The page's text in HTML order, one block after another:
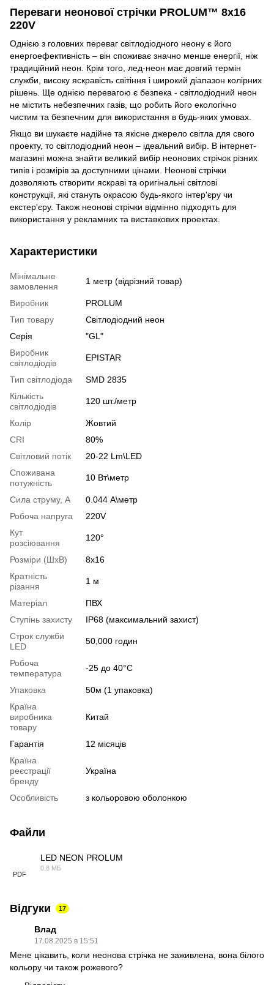
Переваги неонової стрічки PROLUM™ 8x16
220V
Однією з головних переваг світлодіодного неону є його
енергоефективність – він споживає значно менше енергії, ніж
традиційний неон. Крім того, лед-неон має довгий термін
служби, високу яскравість світіння і широкий діапазон колірних
рішень. Ще однією перевагою є безпека - світлодіодний неон
не містить небезпечних газів, що робить його екологічно
чистим та безпечним для використання в будь-яких умовах.
Якщо ви шукаєте надійне та якісне джерело світла для свого
проекту, то світлодіодний неон – ідеальний вибір. В інтернет-
магазині можна знайти великий вибір неонових стрічок різних
типів і розмірів за доступними цінами. Неонові стрічки
дозволяють створити яскраві та оригінальні світлові
конструкції, які стануть окрасою будь-якого інтер'єру чи
екстер'єру. Також неонові стрічки відмінно підходять для
використання у рекламних та виставкових проектах.
Характеристики
Мінімальне
замовлення
1 метр (відрізний товар)
Виробник
PROLUM
Тип товару
Світлодіодний неон
Серія
"GL"
Виробник
світлодіодів
EPISTAR
Тип світлодіода
SMD 2835
Кількість
світлодіодів
120 шт./метр
Колір
Жовтий
CRI
80%
Світловий потік
20-22 Lm\LED
Споживана
потужність
10 Вт\метр
Сила струму, А
0.044 А\метр
Робоча напруга
220V
Кут
розсіювання
120°
Розміри (ШхВ)
8х16
Кратність
різання
1 м
Матеріал
ПВХ
Ступінь захисту
IP68 (максимальний захист)
Строк служби
LED
50,000 годин
Робоча
температура
-25 до 40°С
Упаковка
50м (1 упаковка)
Країна
виробника
товару
Китай
Гарантія
12 місяців
Країна
реєстрації
бренду
Україна
Особливість з кольоровою оболонкою
Файли
PDF
LED NEON PROLUM
0.8 МБ
Відгуки 17
Влад
17.08.2025 в 15:51
Мене цікавить, коли неонова стрічка не заживлена, вона білого
кольору чи також рожевого?